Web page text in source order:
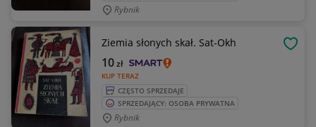
Rybnik
Ziemia słonych skał. Sat-Okh
KUP TERAZ
10zł
CZĘSTO SPRZEDAJE
SPRZEDAJĄCY: OSOBA PRYWATNA
Rybnik